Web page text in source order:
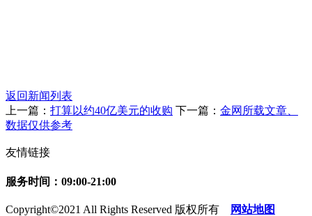
返回新闻列表
上一篇： 打算以约40亿美元的收购 下一篇： 金网所载文章、
数据仅供参考
友情链接
服务时间：09:00-21:00
Copyright©2021 All Rights Reserved 版权所有 网站地图